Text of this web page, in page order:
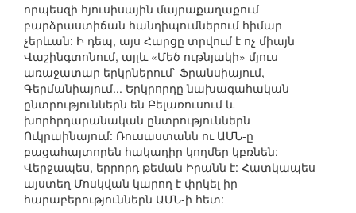
որպեսզի հյուսիսային մայրաքաղաքում
բարձրաստիճան հանդիպումներում հիմար
չերևան: Ի դեպ, այս Հարցը տրվում է ոչ միայն
Վաշինգտոնում, այլև «Մեծ ութնյակի» մյուս
առաջատար երկրներում` Ֆրանսիայում,
Գերմանիայում... Երկրորդը նախագահական
ընտրություններն են Բելառուսում և
խորհրդարանական ընտրություններն
Ուկրաինայում: Ռուսաստանն ու ԱՄՆ-ը
բացահայտորեն հակադիր կողմեր կբռնեն:
Վերջապես, երրորդ թեման Իրանն է: Հատկապես
այստեղ Մոսկվան կարող է փրկել իր
հարաբերություններն ԱՄՆ-ի հետ: